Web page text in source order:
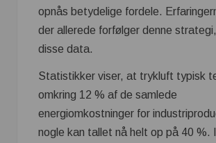
opnås betydelige fordele.
der allerede forfølger denne
disse data.
Statistikker viser, at trykluft typisk
omkring 12 % af de samlede
energiomkostninger for
nogle kan tallet nå helt op på 40 %.